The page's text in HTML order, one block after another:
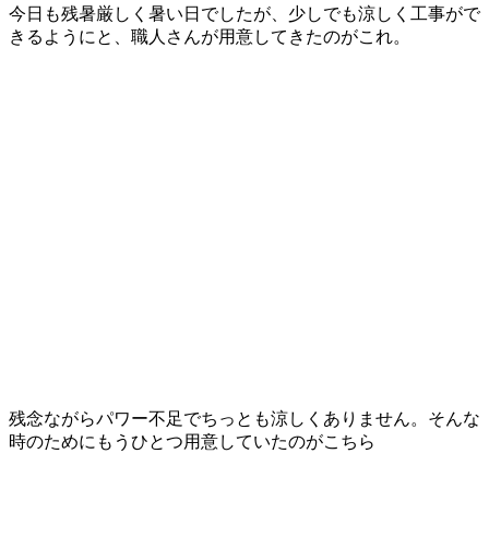
今日も残暑厳しく暑い日でしたが、少しでも涼しく工事がで
きるようにと、職人さんが用意してきたのがこれ。
残念ながらパワー不足でちっとも涼しくありません。そんな
時のためにもうひとつ用意していたのがこちら